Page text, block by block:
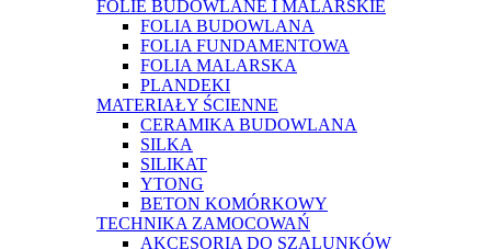
FOLIE BUDOWLANE I MALARSKIE
FOLIA BUDOWLANA
FOLIA FUNDAMENTOWA
FOLIA MALARSKA
PLANDEKI
MATERIAŁY ŚCIENNE
CERAMIKA BUDOWLANA
SILKA
SILIKAT
YTONG
BETON KOMÓRKOWY
TECHNIKA ZAMOCOWAŃ
AKCESORIA DO SZALUNKÓW